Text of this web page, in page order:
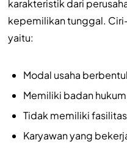
karakteristik dari
kepemilikan tunggal.
yaitu:
Modal usaha
Memiliki badan hukum
Tidak memiliki
Karyawan yang